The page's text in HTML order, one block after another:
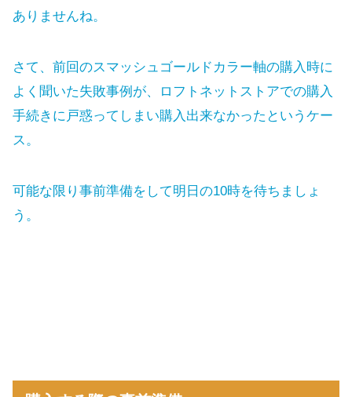
ありませんね。
さて、前回のスマッシュゴールドカラー軸の購入時に
よく聞いた失敗事例が、ロフトネットストアでの購入
手続きに戸惑ってしまい購入出来なかったというケー
ス。
可能な限り事前準備をして明日の10時を待ちましょ
う。